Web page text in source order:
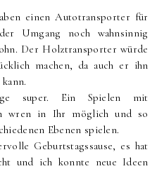
einen Autotransporter für
Umgang noch wahnsinnig
Der Holztransporter würde
machen, da auch er ihn
super. Ein Spielen mit
wren in Ihr möglich und so
Ebenen spielen.
Geburtstagssause, es hat
und ich konnte neue Ideen